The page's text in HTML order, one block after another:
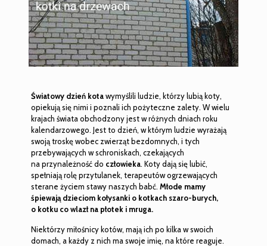
Światowy dzień kotawymyślili ludzie, którzy lubią koty,
opiekują się nimi i poznali ich pożyteczne zalety. W wielu
krajach świata obchodzony jest w różnych dniach roku
kalendarzowego. Jest to dzień, w którym ludzie wyrażają
swoją troskę wobec zwierząt bezdomnych, i tych
przebywających w schroniskach, czekających
na przynależność do człowieka. Koty dają się lubić,
spełniają rolę przytulanek, terapeutów ogrzewających
sterane życiem stawy naszych babć. Młode mamy
śpiewają dzieciom kołysanki o kotkach szaro-burych,
o kotku co wlazł na płotek i mruga.
Niektórzy miłośnicy kotów, mają ich po kilka w swoich
domach, a każdy z nich ma swoje imię, na które reaguje.